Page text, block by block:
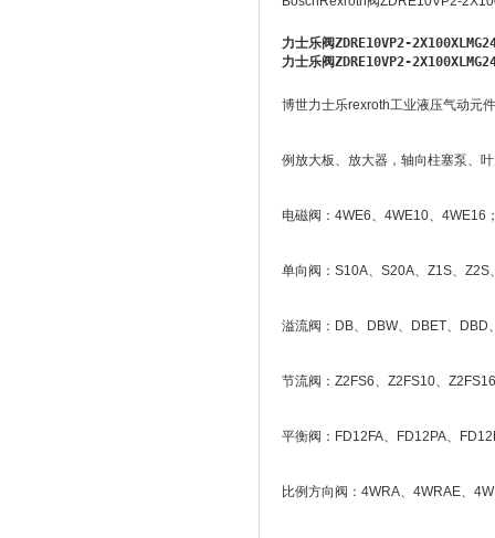
力士乐阀ZDRE10VP2-
力士乐阀ZDRE10VP2-
博世力士乐rexroth工业液压气动元
例放大板、放大器，轴向柱塞泵、
电磁阀：4WE6、4WE10、4WE16
单向阀：S10A、S20A、Z1S、
溢流阀：DB、DBW、DBET、
节流阀：Z2FS6、Z2FS10、
平衡阀：FD12FA、FD12PA、
比例方向阀：4WRA、4WRAE、